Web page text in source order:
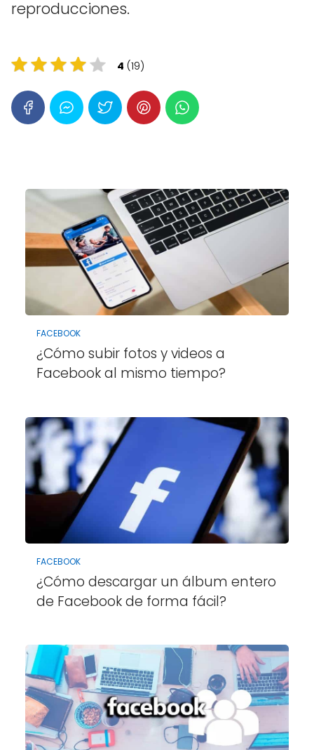
reproducciones.
4 (19)
FACEBOOK
¿Cómo subir fotos y videos a
Facebook al mismo tiempo?
FACEBOOK
¿Cómo descargar un álbum entero
de Facebook de forma fácil?